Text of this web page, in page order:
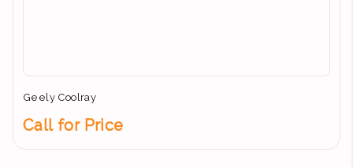
Geely Coolray
Call for Price